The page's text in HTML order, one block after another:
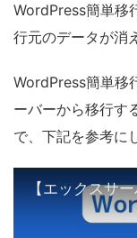
WordPress簡単移
行元のデータが消
WordPress簡単移
ーバーから移行す
で、下記を参考に